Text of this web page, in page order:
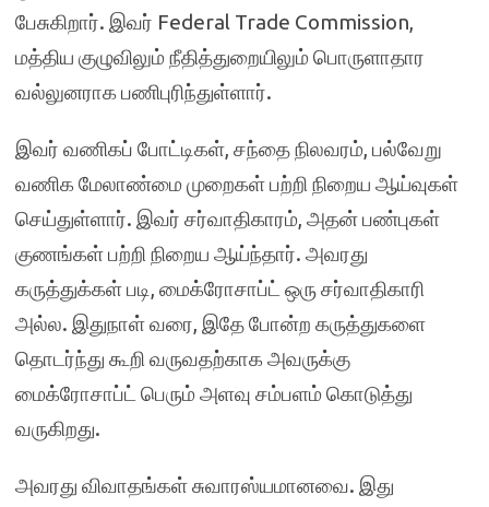
பேசுகிறார். இவர் Federal Trade Commission,
மத்திய குழுவிலும் நீதித்துறையிலும் பொருளாதார
வல்லுனராக பணிபுரிந்துள்ளார்.
இவர் வணிகப் போட்டிகள், சந்தை நிலவரம், பல்வேறு
வணிக மேலாண்மை முறைகள் பற்றி நிறைய ஆய்வுகள்
செய்துள்ளார். இவர் சர்வாதிகாரம், அதன் பண்புகள்
குணங்கள் பற்றி நிறைய ஆய்ந்தார். அவரது
கருத்துக்கள் படி, மைக்ரோசாப்ட் ஒரு சர்வாதிகாரி
அல்ல. இதுநாள் வரை, இதே போன்ற கருத்துகளை
தொடர்ந்து கூறி வருவதற்காக அவருக்கு
மைக்ரோசாப்ட் பெரும் அளவு சம்பளம் கொடுத்து
வருகிறது.
அவரது விவாதங்கள் சுவாரஸ்யமானவை. இது